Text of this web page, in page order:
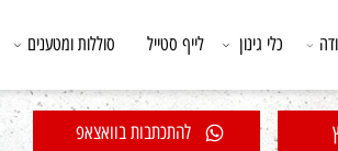
להתכתבות בוואצאפ
כלי גינון לייף סטייל סוללות ומטענים